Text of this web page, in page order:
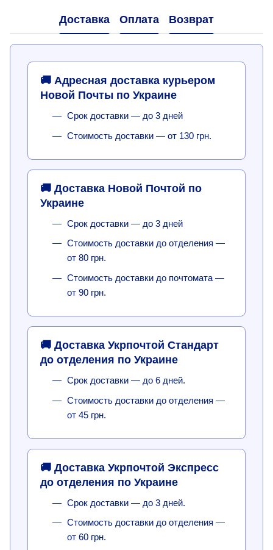
Доставка Оплата Возврат
🚚 Адресная доставка курьером
Новой Почты по Украине
Срок доставки — до 3 дней
Стоимость доставки — от 130 грн.
🚚 Доставка Новой Почтой по
Украине
Срок доставки — до 3 дней
Стоимость доставки до отделения —
от 80 грн.
Стоимость доставки до почтомата —
от 90 грн.
🚚 Доставка Укрпочтой Стандарт
до отделения по Украине
Срок доставки — до 6 дней.
Стоимость доставки до отделения —
от 45 грн.
🚚 Доставка Укрпочтой Экспресс
до отделения по Украине
Срок доставки — до 3 дней.
Стоимость доставки до отделения —
от 60 грн.